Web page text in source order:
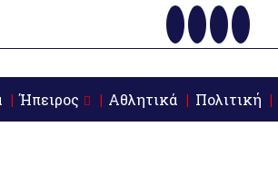
Ήπειρος Αθλητικά Πολιτική